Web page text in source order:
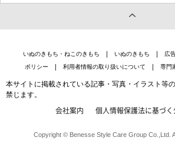
いぬのきもち・ねこのきもち いぬのきもち 広
ポリシー
利用者情報の取り扱いについて 専門
本サイトに掲載されている記事・写真・イラスト等
禁じます。
会社案内 個人情報保護法に基づ
Copyright © Benesse Style Care Group Co.,Ltd.